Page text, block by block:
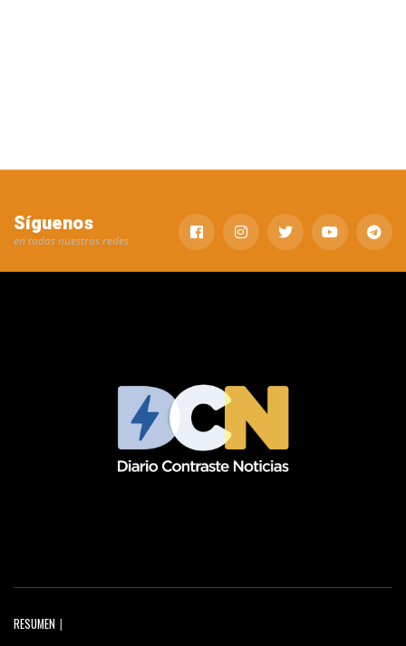
Síguenos
en todas nuestras redes
RESUMEN